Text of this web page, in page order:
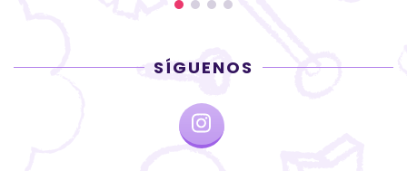
SÍGUENOS